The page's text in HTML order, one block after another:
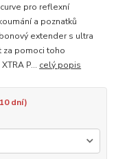
pro reflexní
a poznatků
extender s ultra
za pomoci toho
P... celý popis
dní)